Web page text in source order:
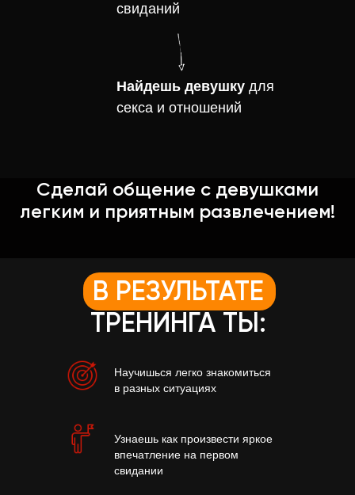
свиданий
Найдешь девушку для
секса и отношений
Сделай общение с девушками
легким и приятным развлечением!
В РЕЗУЛЬТАТЕ
ТРЕНИНГА ТЫ:
Научишься легко знакомиться
в разных ситуациях
Узнаешь как произвести яркое
впечатление на первом
свидании